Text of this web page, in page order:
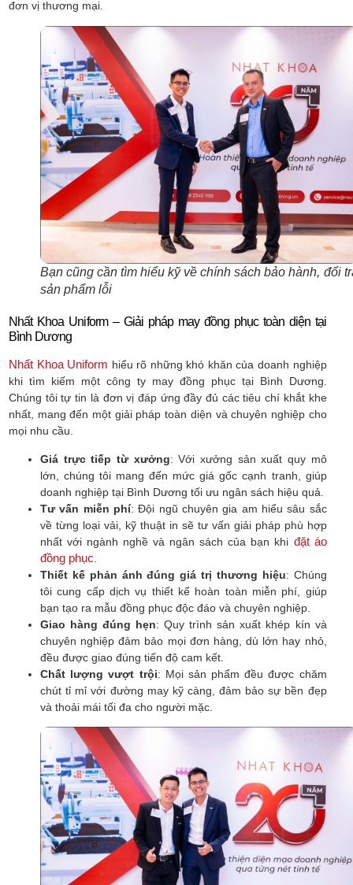
đơn vị thương mại.
Bạn cũng cần tìm hiểu kỹ về chính sách bảo hành, đổi
sản phẩm lỗi
Nhất Khoa Uniform – Giải pháp may đồng phục toàn diện tại
Bình Dương
Nhất Khoa Uniform hiểu rõ những khó khăn của doanh nghiệp
khi tìm kiếm một công ty may đồng phục tại Bình Dương.
Chúng tôi tự tin là đơn vị đáp ứng đầy đủ các tiêu chí khắt khe
nhất, mang đến một giải pháp toàn diện và chuyên nghiệp cho
mọi nhu cầu.
Giá trực tiếp từ xưởng: Với xưởng sản xuất quy mô
lớn, chúng tôi mang đến mức giá gốc cạnh tranh, giúp
doanh nghiệp tại Bình Dương tối ưu ngân sách hiệu quả.
Tư vấn miễn phí: Đội ngũ chuyên gia am hiểu sâu sắc
về từng loại vải, kỹ thuật in sẽ tư vấn giải pháp phù hợp
nhất với ngành nghề và ngân sách của bạn khi đặt áo
đồng phục
Thiết kế phản ánh đúng giá trị thương hiệu: Chúng
tôi cung cấp dịch vụ thiết kế hoàn toàn miễn phí, giúp
bạn tạo ra mẫu đồng phục độc đáo và chuyên nghiệp.
Giao hàng đúng hẹn: Quy trình sản xuất khép kín và
chuyên nghiệp đảm bảo mọi đơn hàng, dù lớn hay nhỏ,
đều được giao đúng tiến độ cam kết.
Chất lượng vượt trội: Mọi sản phẩm đều được chăm
chút tỉ mỉ với đường may kỹ càng, đảm bảo sự bền đẹp
và thoải mái tối đa cho người mặc.